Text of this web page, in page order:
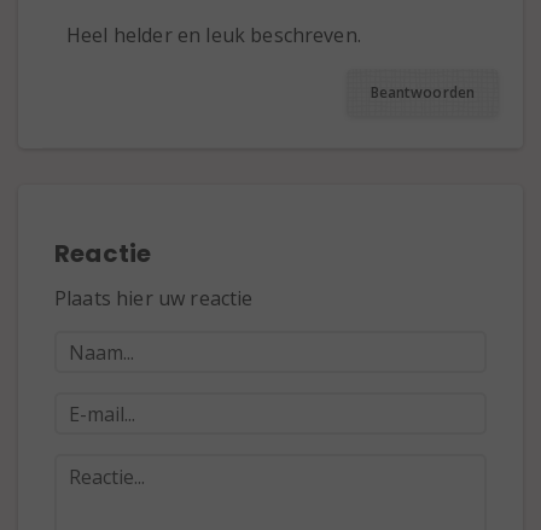
Heel helder en leuk beschreven.
Beantwoorden
Reactie
Plaats hier uw reactie